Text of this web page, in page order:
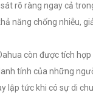
rõ ràng ngay cả
năng chống nhiễu,
còn được tích
tính của những
lập tức khi có sự di